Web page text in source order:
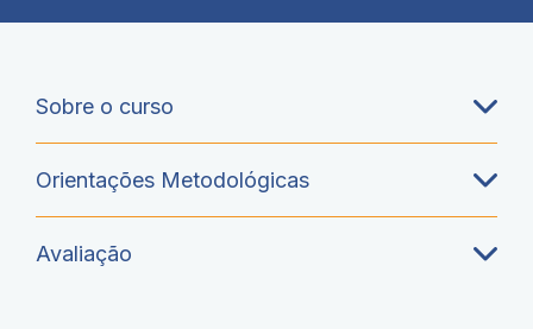
Sobre o curso
Orientações Metodológicas
Avaliação